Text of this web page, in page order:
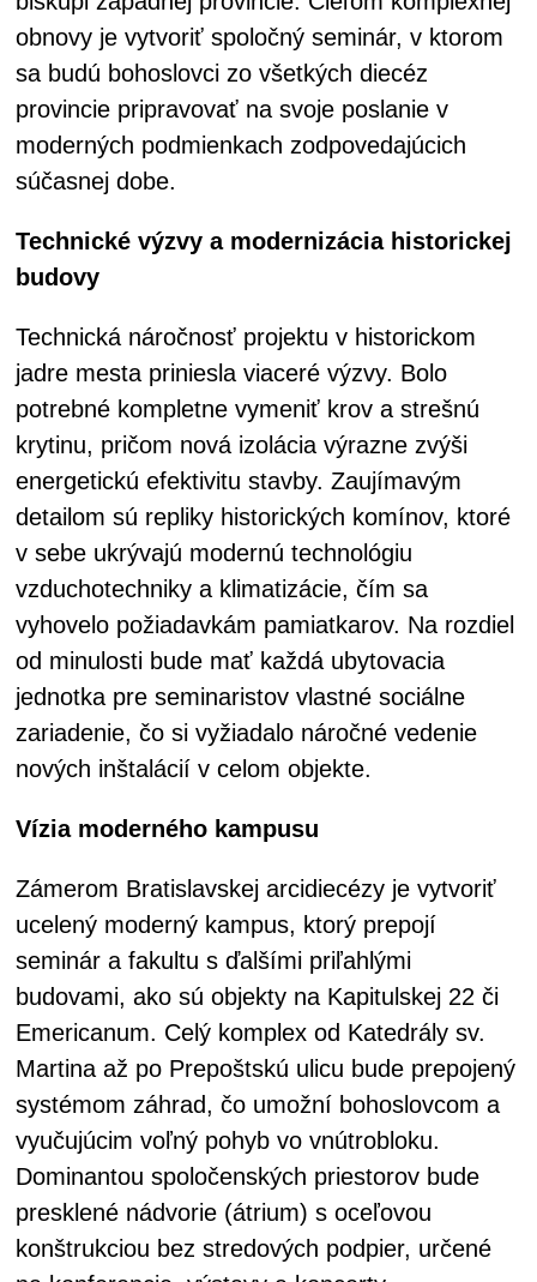
obnovy je vytvoriť spoločný seminár, v ktorom
sa budú bohoslovci zo všetkých diecéz
provincie pripravovať na svoje poslanie v
moderných podmienkach zodpovedajúcich
súčasnej dobe.
Technické výzvy a modernizácia historickej
budovy
Technická náročnosť projektu v historickom
jadre mesta priniesla viaceré výzvy. Bolo
potrebné kompletne vymeniť krov a strešnú
krytinu, pričom nová izolácia výrazne zvýši
energetickú efektivitu stavby. Zaujímavým
detailom sú repliky historických komínov, ktoré
v sebe ukrývajú modernú technológiu
vzduchotechniky a klimatizácie, čím sa
vyhovelo požiadavkám pamiatkarov. Na rozdiel
od minulosti bude mať každá ubytovacia
jednotka pre seminaristov vlastné sociálne
zariadenie, čo si vyžiadalo náročné vedenie
nových inštalácií v celom objekte.
Vízia moderného kampusu
Zámerom Bratislavskej arcidiecézy je vytvoriť
ucelený moderný kampus, ktorý prepojí
seminár a fakultu s ďalšími priľahlými
budovami, ako sú objekty na Kapitulskej 22 či
Emericanum. Celý komplex od Katedrály sv.
Martina až po Prepoštskú ulicu bude prepojený
systémom záhrad, čo umožní bohoslovcom a
vyučujúcim voľný pohyb vo vnútrobloku.
Dominantou spoločenských priestorov bude
presklené nádvorie (átrium) s oceľovou
konštrukciou bez stredových podpier, určené